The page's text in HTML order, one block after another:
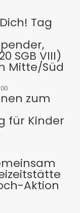
Tag
SGB VIII)
Mitte/Süd
zum
für Kinder
Aktion